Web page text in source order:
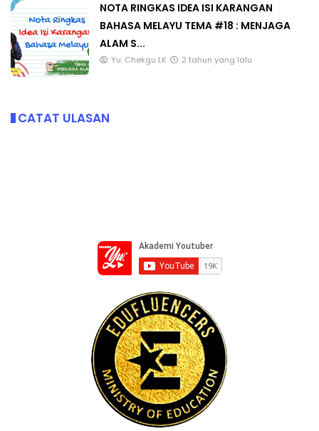
NOTA RINGKAS IDEA ISI KARANGAN
BAHASA MELAYU TEMA #18 : MENJAGA
ALAM S...
Yu. Chekgu LK 2 tahun yang lalu
CATAT ULASAN